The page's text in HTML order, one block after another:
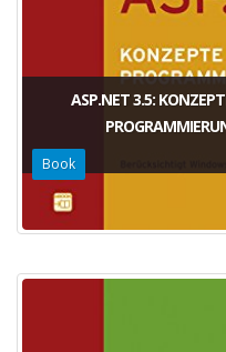
ASP.NET 3.5:
Book